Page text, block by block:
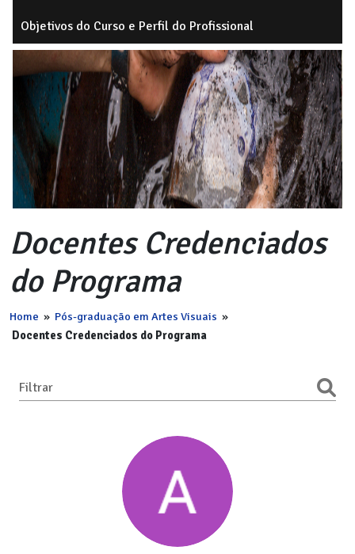
Objetivos do Curso e Perfil do Profissional
Docentes Credenciados
do Programa
Home » Pós-graduação em Artes Visuais »
Docentes Credenciados do Programa
Filtrar